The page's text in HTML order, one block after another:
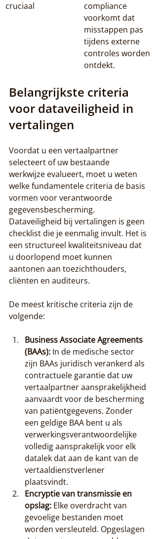
cruciaal
compliance
voorkomt dat
misstappen pas
tijdens externe
controles worden
ontdekt.
Belangrijkste criteria
voor dataveiligheid in
vertalingen
Voordat u een vertaalpartner
selecteert of uw bestaande
werkwijze evalueert, moet u weten
welke fundamentele criteria de basis
vormen voor verantwoorde
gegevensbescherming.
Dataveiligheid bij vertalingen is geen
checklist die je eenmalig invult. Het is
een structureel kwaliteitsniveau dat
u doorlopend moet kunnen
aantonen aan toezichthouders,
cliënten en auditeurs.
De meest kritische criteria zijn de
volgende:
Business Associate Agreements
(BAAs): In de medische sector
zijn BAAs juridisch verankerd als
contractuele garantie dat uw
vertaalpartner aansprakelijkheid
aanvaardt voor de bescherming
van patiëntgegevens. Zonder
een geldige BAA bent u als
verwerkingsverantwoordelijke
volledig aansprakelijk voor elk
datalek dat aan de kant van de
vertaaldienstverlener
plaatsvindt.
Encryptie van transmissie en
opslag: Elke overdracht van
gevoelige bestanden moet
worden versleuteld. Opgeslagen